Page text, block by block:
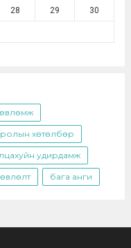
28 29 30
хөтөлбөр
удирдамж
бага анги